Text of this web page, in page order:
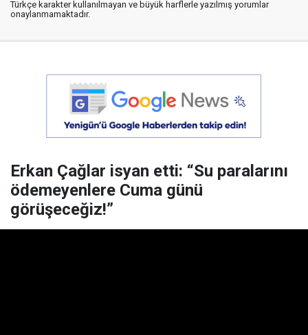
Türkçe karakter kullanılmayan ve büyük harflerle yazılmış yorumlar
onaylanmamaktadır.
Erkan Çağlar isyan etti: “Su paralarını
ödemeyenlere Cuma günü
görüşeceğiz!”